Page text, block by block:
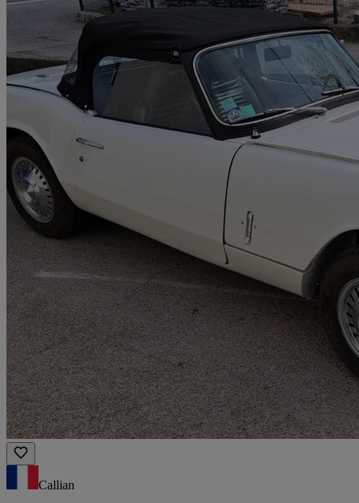
Callian